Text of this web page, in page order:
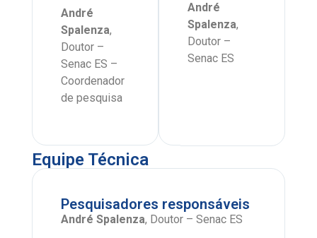
André
Spalenza,
Doutor –
Senac ES –
Coordenador
de pesquisa
André
Spalenza,
Doutor –
Senac ES
Equipe Técnica
Pesquisadores responsáveis
André Spalenza, Doutor – Senac ES